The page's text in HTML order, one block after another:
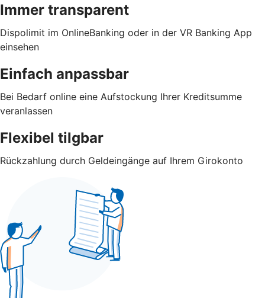
Immer transparent
Dispolimit im OnlineBanking oder in der VR Banking App
einsehen
Einfach anpassbar
Bei Bedarf online eine Aufstockung Ihrer Kreditsumme
veranlassen
Flexibel tilgbar
Rückzahlung durch Geldeingänge auf Ihrem Girokonto